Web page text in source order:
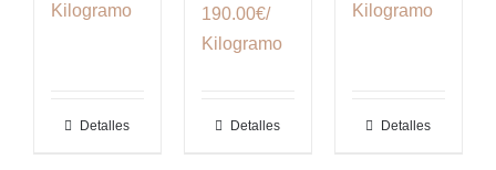
Kilogramo
Detalles
190.00€/
Kilogramo
Detalles
Kilogramo
Detalles